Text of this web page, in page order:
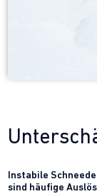
Instabile
sind häufige